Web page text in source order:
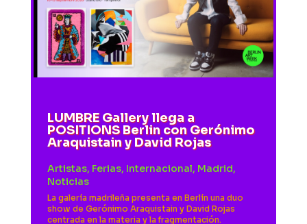
LUMBRE Gallery llega a
POSITIONS Berlin con Gerónimo
Araquistain y David Rojas
Artistas, Ferias, Internacional, Madrid,
Noticias
La galería madrileña presenta en Berlín una duo
show de Gerónimo Araquistain y David Rojas
centrada en la materia y la fragmentación.